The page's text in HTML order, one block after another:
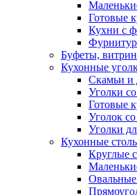
Готовые
Кухни с
Буфеты,
Кухонные
Скамьи и
Уголки
Готовые
Уголок
Уголки
Кухонные
Круглые